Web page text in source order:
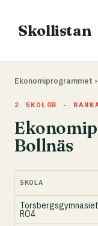
innehåll
Skollistan
Ekonomiprogrammet ›
2 SKOLOR ·
Bollnäs
SKOLA
Torsbergsgymnasiet
RO4